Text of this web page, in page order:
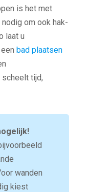
is het met
om ook hak-
laat u
bad plaatsen
tijd,
wanden
kiest